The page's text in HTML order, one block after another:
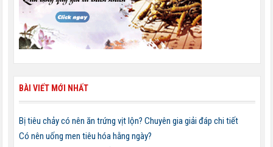
BÀI VIẾT MỚI NHẤT
Bị tiêu chảy có nên ăn trứng vịt lộn? Chuyên gia giải đáp chi tiết
Có nên uống men tiêu hóa hằng ngày?